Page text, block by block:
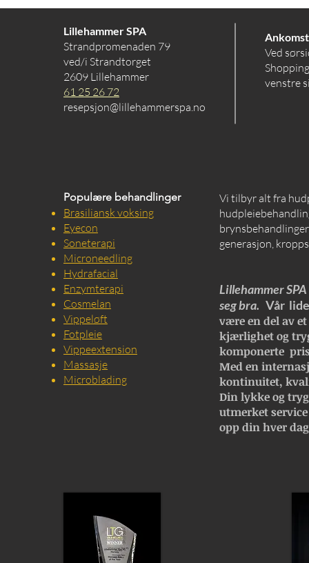
Lillehammer SPA
Strandpromenaden 79
ved/i Strandtorget
2609 Lillehammer
61 25 26 72
resepsjon@lillehammerspa.no
Ankomst
Ved
venstre
Populære behandlinger
Brasiliansk voksing
Eyecon
Soneterapi
Microneedling
Hydrafacial
Enzymterapi
Cosmelan
Vippeløft
Fotpleie
Vippeextension
Massasje
Microblading
Vi tilbyr alt fra
generasjon,
Lillehammer
seg bra. Vår
være en del av
kjærlighet og
komponerte
Med en
kontinuitet,
Din lykke og
utmerket
opp din hver